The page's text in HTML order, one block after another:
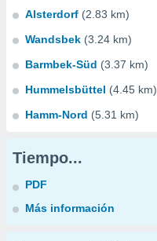
Alsterdorf (2.83 km)
Wandsbek (3.24 km)
Barmbek-Süd (3.37 km)
Hummelsbüttel (4.45 km)
Hamm-Nord (5.31 km)
Tiempo...
PDF
Más información